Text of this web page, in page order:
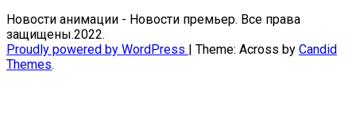
Новости анимации - Новости премьер. Все права
защищены.2022.
Proudly powered by WordPress | Theme: Across by Candid
Themes.